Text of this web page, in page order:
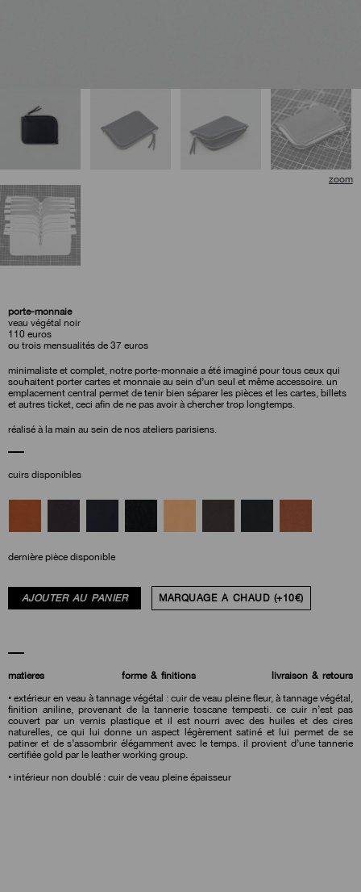
porte-monnaie
veau végétal noir
110 euros
ou trois mensualités de 37 euros
minimaliste et complet, notre porte-monnaie a été imaginé pour tous ceux qui
souhaitent porter cartes et monnaie au sein d’un seul et même accessoire. un
emplacement central permet de tenir bien séparer les pièces et les cartes, billets
et autres ticket, ceci afin de ne pas avoir à chercher trop longtemps.
réalisé à la main au sein de nos ateliers parisiens.
cuirs disponibles
dernière pièce disponible
AJOUTER AU PANIER MARQUAGE À CHAUD (+10€)
matières forme & finitions
livraison & retours
• extérieur en veau à tannage végétal : cuir de veau pleine fleur, à tannage végétal,
finition aniline, provenant de la tannerie toscane tempesti. ce cuir n’est pas
couvert par un vernis plastique et il est nourri avec des huiles et des cires
naturelles, ce qui lui donne un aspect légèrement satiné et lui permet de se
patiner et de s’assombrir élégamment avec le temps. il provient d’une tannerie
certifiée gold par le leather working group.
• intérieur non doublé : cuir de veau pleine épaisseur